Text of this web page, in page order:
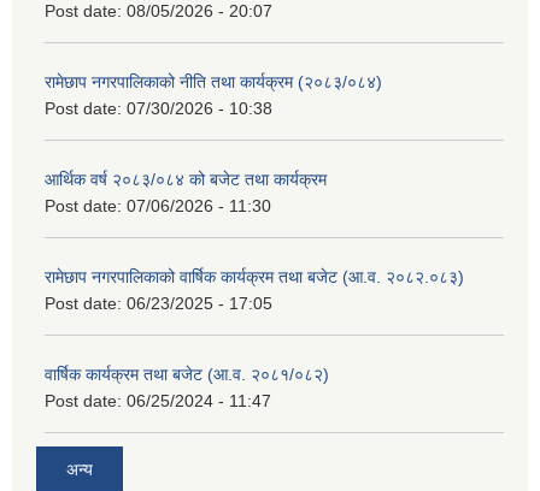
Post date: 08/05/2026 - 20:07
रामेछाप नगरपालिकाको नीति तथा कार्यक्रम (२०८३/०८४)
Post date: 07/30/2026 - 10:38
आर्थिक वर्ष २०८३/०८४ को बजेट तथा कार्यक्रम
Post date: 07/06/2026 - 11:30
रामेछाप नगरपालिकाको वार्षिक कार्यक्रम तथा बजेट (आ.व. २०८२.०८३)
Post date: 06/23/2025 - 17:05
वार्षिक कार्यक्रम तथा बजेट (आ.व. २०८१/०८२)
Post date: 06/25/2024 - 11:47
अन्य